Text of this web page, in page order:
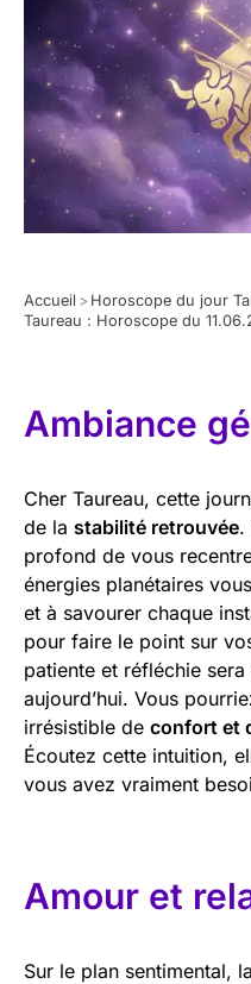
Accueil > Horoscope du jour
Taureau : Horoscope du
Ambiance
Cher Taureau, cette
de la stabilité retrouvée.
profond de vous
énergies planétaires
et à savourer chaque
pour faire le point sur
patiente et réfléchie
aujourd’hui. Vous
irrésistible de confort et
Écoutez cette intuition,
vous avez vraiment
Amour et
Sur le plan sentimental, la